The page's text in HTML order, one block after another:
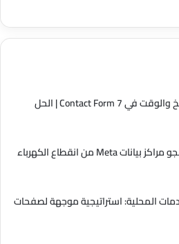
إضافة DayPick لحقول التاريخ والوقت في Contact Form 7 | الحل
عندما تنطفئ الأنوار: كيف تنجو مراكز بيانات Meta من انقطاع الكهرباء
المحلية: استراتيجية موجهة لصفحات